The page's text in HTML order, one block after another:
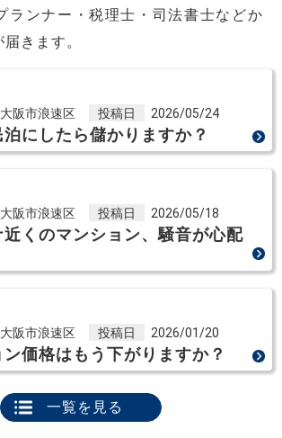
ランナー・税理士・司法書士などか
きます。
阪市浪速区 投稿日 2026/05/24
にしたら儲かりますか？
阪市浪速区 投稿日 2026/05/18
くのマンション、騒音が心配
阪市浪速区 投稿日 2026/01/20
価格はもう下がりますか？
一覧を見る